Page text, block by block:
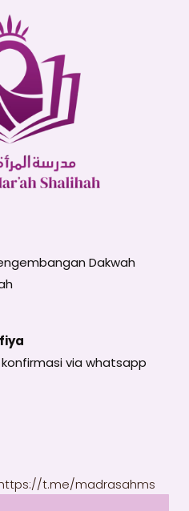
Dakwah
via whatsapp
t.me/madrasahms